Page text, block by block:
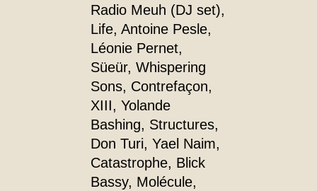
Radio Meuh (DJ set),
Life, Antoine Pesle,
Léonie Pernet,
Süeür, Whispering
Sons, Contrefaçon,
XIII, Yolande
Bashing, Structures,
Don Turi, Yael Naim,
Catastrophe, Blick
Bassy, Molécule,